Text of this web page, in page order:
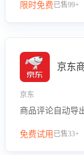
限时免费已售99+
京东
京东
商品评论自动导
免费试用 已售33+